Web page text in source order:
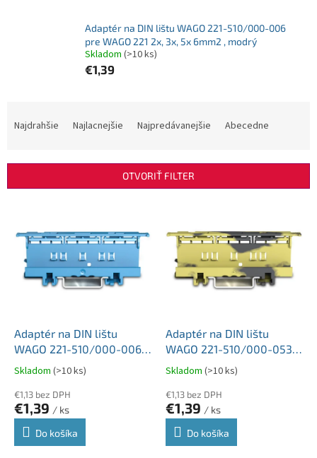
Adaptér na DIN lištu WAGO 221-510/000-006
pre WAGO 221 2x, 3x, 5x 6mm2 , modrý
Skladom (>10 ks)
€1,39
i
Najdrahšie Najlacnejšie Najpredávanejšie Abecedne
OTVORIŤ FILTER
Adaptér na DIN lištu
WAGO 221-510/000-006
pre WAGO 221 2x, 3x, 5x
6mm2 , modrý
Skladom (>10 ks)
€1,13 bez DPH
€1,39 / ks
Do košíka
Adaptér na DIN lištu
WAGO 221-510/000-053
pre WAGO 221 2x, 3x, 5x
6mm2 , šedá-žltá
Skladom (>10 ks)
€1,13 bez DPH
€1,39 / ks
Do košíka